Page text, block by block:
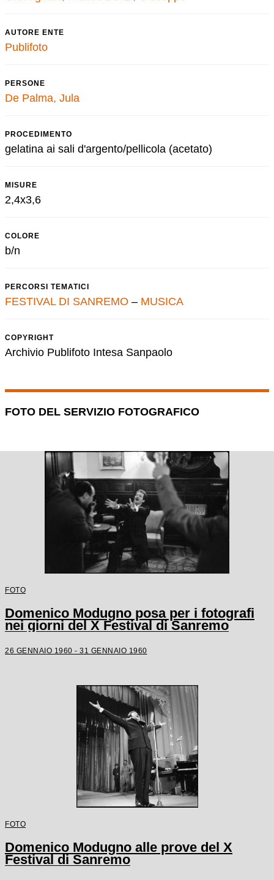
AUTORE ENTE
Publifoto
PERSONE
De Palma, Jula
PROCEDIMENTO
gelatina ai sali d'argento/pellicola (acetato)
MISURE
2,4x3,6
COLORE
b/n
PERCORSI TEMATICI
FESTIVAL DI SANREMO – MUSICA
COPYRIGHT
Archivio Publifoto Intesa Sanpaolo
FOTO DEL SERVIZIO FOTOGRAFICO
FOTO
Domenico Modugno posa per i fotografi
nei giorni del X Festival di Sanremo
26 GENNAIO 1960 - 31 GENNAIO 1960
FOTO
Domenico Modugno alle prove del X
Festival di Sanremo